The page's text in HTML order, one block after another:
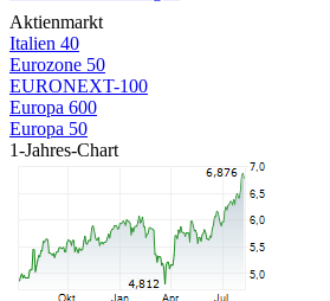
Aktienmarkt
Italien 40
Eurozone 50
EURONEXT-100
Europa 600
Europa 50
1-Jahres-Chart